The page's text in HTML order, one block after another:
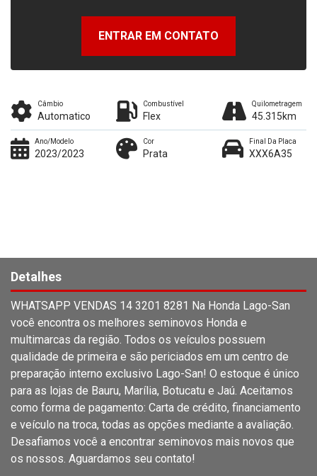
ENTRAR EM CONTATO
Câmbio
Automatico
Combustível
Flex
Quilometragem
45.315km
Ano/Modelo
2023/2023
Cor
Prata
Final Da Placa
XXX6A35
Detalhes
WHATSAPP VENDAS 14 3201 8281 Na Honda Lago-San
você encontra os melhores seminovos Honda e
multimarcas da região. Todos os veículos possuem
qualidade de primeira e são periciados em um centro de
preparação interno exclusivo Lago-San! O estoque é único
para as lojas de Bauru, Marília, Botucatu e Jaú. Aceitamos
como forma de pagamento: Carta de crédito, financiamento
e veículo na troca, todas as opções mediante a avaliação.
Desafiamos você a encontrar seminovos mais novos que
os nossos. Aguardamos seu contato!